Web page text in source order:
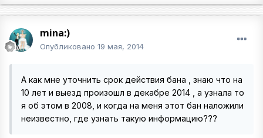
mina:)
Опубликовано 19 мая, 2014
А как мне уточнить срок действия бана , знаю что на
10 лет и выезд произошл в декабре 2014 , а узнала то
я об этом в 2008, и когда на меня этот бан наложили
неизвестно, где узнать такую информацию???